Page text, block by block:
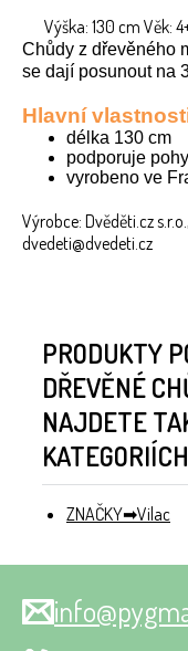
Výška: 130 cm Věk:
Chůdy z dřevěného
se dají posunout na
Hlavní
délka 130 cm
podporuje
vyrobeno ve
Výrobce: Dvěděti.cz
dvedeti@dvedeti.cz
PRODUKTY
DŘEVĚNÉ
NAJDETE
ZNAČKY Vilac